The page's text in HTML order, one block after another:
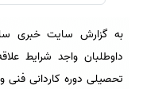
سفارش انگیزه‌نامه‌SOP
به گزارش سایت خبری
داوطلبان واجد شرایط
تحصیلی دوره کاردانی فنی